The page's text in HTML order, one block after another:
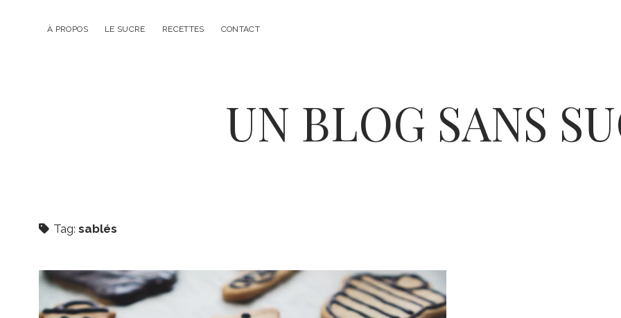
À PROPOS LE SUCRE RECETTES CONTACT
UN BLOG SANS
Tag: sablés